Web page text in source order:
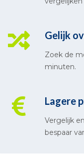
Gelijk
Zoek de
minuten.
Lagere
Vergelijk
bespaar